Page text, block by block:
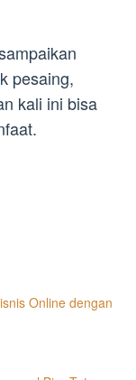
pesaing,
kali ini bisa
Online dengan